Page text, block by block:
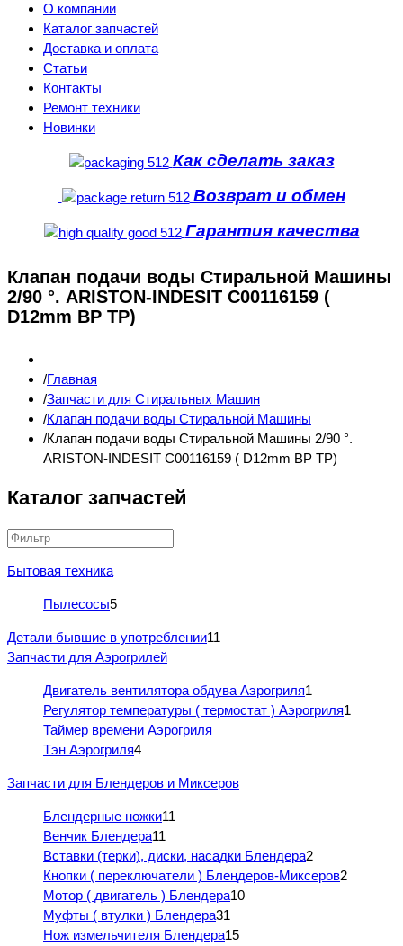
О компании
Каталог запчастей
Доставка и оплата
Статьи
Контакты
Ремонт техники
Новинки
Как сделать заказ
Возврат и обмен
Гарантия качества
Клапан подачи воды Стиральной Машины
2/90 °. ARISTON-INDESIT C00116159 (
D12mm BP TP)
Главная
Запчасти для Стиральных Машин
Клапан подачи воды Стиральной Машины
Клапан подачи воды Стиральной Машины 2/90 °.
ARISTON-INDESIT C00116159 ( D12mm BP TP)
Каталог запчастей
Бытовая техника
Пылесосы5
Детали бывшие в употреблении11
Запчасти для Аэрогрилей
Двигатель вентилятора обдува Аэрогриля1
Регулятор температуры ( термостат ) Аэрогриля1
Таймер времени Аэрогриля
Тэн Аэрогриля4
Запчасти для Блендеров и Миксеров
Блендерные ножки11
Венчик Блендера11
Вставки (терки), диски, насадки Блендера2
Кнопки ( переключатели ) Блендеров-Миксеров2
Мотор ( двигатель ) Блендера10
Муфты ( втулки ) Блендера31
Нож измельчителя Блендера15